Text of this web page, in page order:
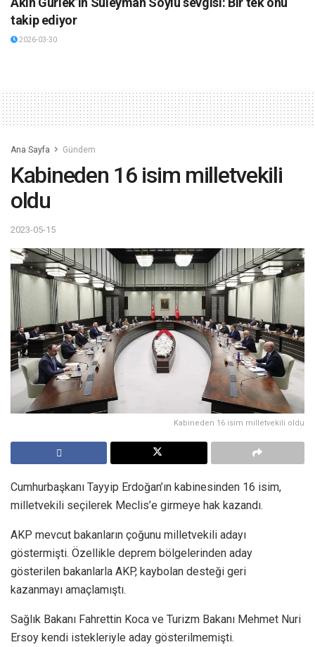
takip ediyor
2026-03-30
Ana Sayfa Gündem
Kabineden 16 isim milletvekili
oldu
2023-05-15
Kabineden 16 isim milletvekili oldu
Cumhurbaşkanı Tayyip Erdoğan’ın kabinesinden 16 isim,
milletvekili seçilerek Meclis’e girmeye hak kazandı.
AKP mevcut bakanların çoğunu milletvekili adayı
göstermişti. Özellikle deprem bölgelerinden aday
gösterilen bakanlarla AKP, kaybolan desteği geri
kazanmayı amaçlamıştı.
Sağlık Bakanı Fahrettin Koca ve Turizm Bakanı Mehmet Nuri
Ersoy kendi istekleriyle aday gösterilmemişti.